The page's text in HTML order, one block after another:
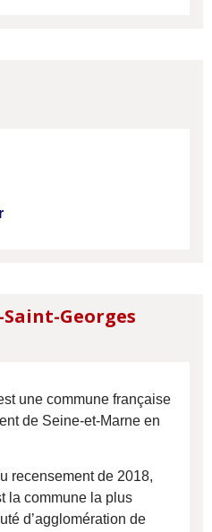
Georges
une commune française
de Seine-et-Marne en
recensement de 2018,
la commune la plus
d’agglomération de